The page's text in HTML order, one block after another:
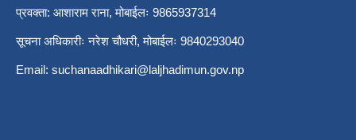
प्रवक्ता: आशाराम राना, मोबाईलः 9865937314
सूचना अधिकारीः नरेश चौधरी, मोबाईलः 9840293040
Email: suchanaadhikari@laljhadimun.gov.np